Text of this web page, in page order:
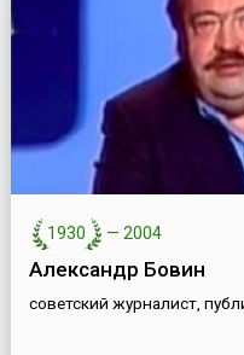
1930 — 2004
Александр Бовин
советский журналист,